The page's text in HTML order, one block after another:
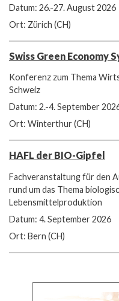
Datum: 26.-27. August 2026
Ort: Zürich (CH)
Swiss Green Economy
Konferenz zum Thema
Schweiz
Datum: 2.-4. September
Ort: Winterthur (CH)
HAFL der BIO-Gipfel
Fachveranstaltung für den
rund um das Thema
Lebensmittelproduktion
Datum: 4. September 2026
Ort: Bern (CH)